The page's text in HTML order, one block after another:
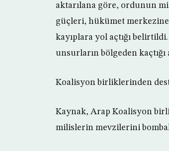
aktarılana göre, ordunun
güçleri, hükümet merkezine
kayıplara yol açtığı
unsurların bölgeden kaçtığı
Koalisyon birliklerinden
Kaynak, Arap Koalisyon
milislerin mevzilerini